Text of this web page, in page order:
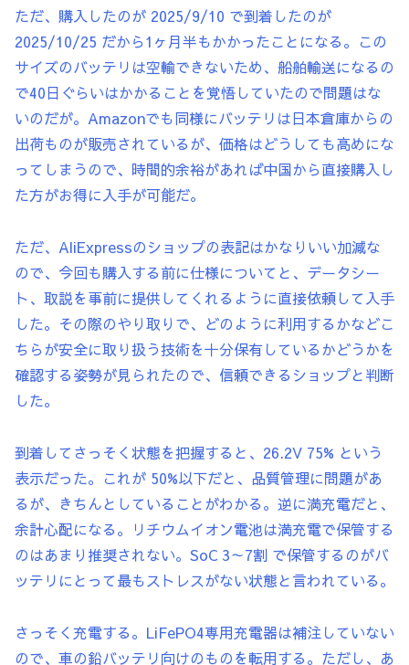
ただ、購入したのが 2025/9/10 で到着したのが
2025/10/25 だから1ヶ月半もかかったことになる。この
サイズのバッテリは空輸できないため、船舶輸送になるの
で40日ぐらいはかかることを覚悟していたので問題はな
いのだが。Amazonでも同様にバッテリは日本倉庫からの
出荷ものが販売されているが、価格はどうしても高めにな
ってしまうので、時間的余裕があれば中国から直接購入し
た方がお得に入手が可能だ。
ただ、AliExpressのショップの表記はかなりいい加減な
ので、今回も購入する前に仕様についてと、データシー
ト、取説を事前に提供してくれるように直接依頼して入手
した。その際のやり取りで、どのように利用するかなどこ
ちらが安全に取り扱う技術を十分保有しているかどうかを
確認する姿勢が見られたので、信頼できるショップと判断
した。
到着してさっそく状態を把握すると、26.2V 75% という
表示だった。これが 50%以下だと、品質管理に問題があ
るが、きちんとしていることがわかる。逆に満充電だと、
余計心配になる。リチウムイオン電池は満充電で保管する
のはあまり推奨されない。SoC 3～7割 で保管するのがバ
ッテリにとって最もストレスがない状態と言われている。
さっそく充電する。LiFePO4専用充電器は補注していない
ので、車の鉛バッテリ向けのものを転用する。ただし、あ